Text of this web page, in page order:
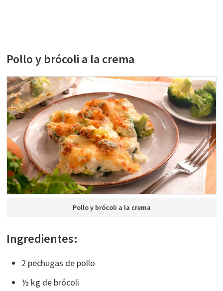
Pollo y brócoli a la crema
Pollo y brócoli a la crema
Ingredientes:
2 pechugas de pollo
½ kg de brócoli